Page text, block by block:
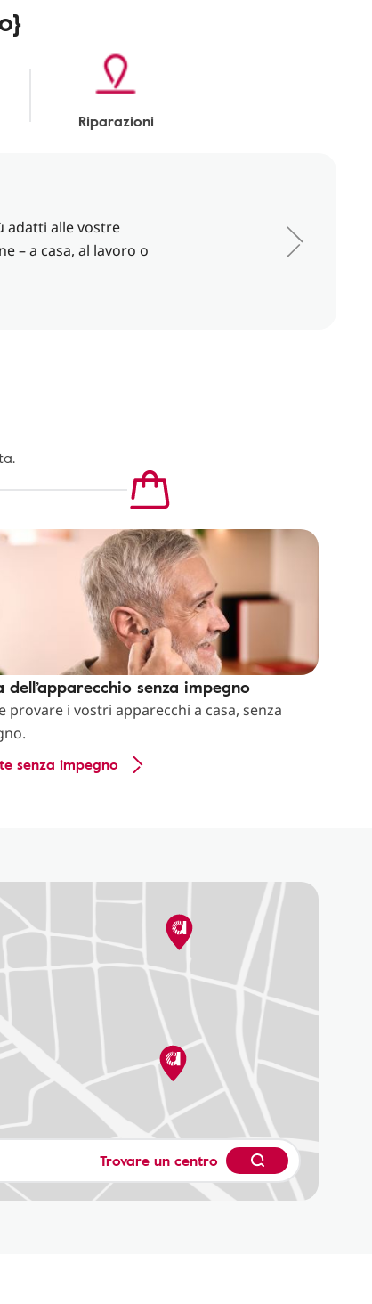
Riparazioni
adatti alle vostre
– a casa, al lavoro o
dell’apparecchio senza impegno
provare i vostri apparecchi a casa, senza
senza impegno
Trovare un centro